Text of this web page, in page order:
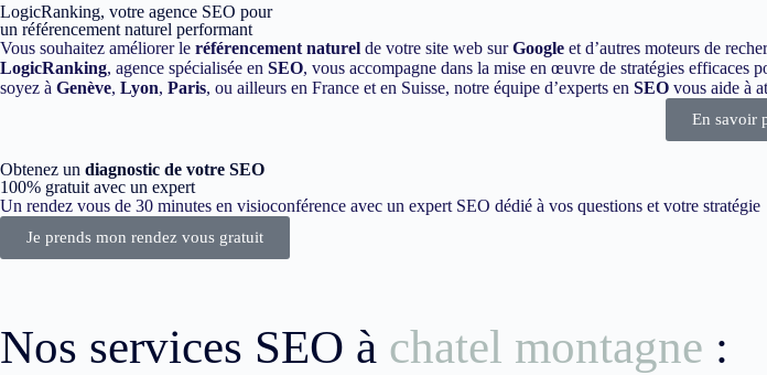
LogicRanking, votre agence SEO pour
un référencement naturel performant
Vous souhaitez améliorer le référencement naturel de votre site web surGoogle et d’autres moteurs de
LogicRanking, agence spécialisée en SEO, vous accompagne dans la mise en œuvre de stratégies efficaces
soyez à Genève, Lyon, Paris, ou ailleurs en France et en Suisse, notre équipe d’experts en SEO vous aide à
En savoir
Obtenez un diagnostic de votre SEO
100% gratuit avec un expert
Un rendez vous de 30 minutes en visioconférence avec un expert SEO dédié à vos questions et votre stratégie
Je prends mon rendez vous gratuit
Nos services SEO à chatel montagne :